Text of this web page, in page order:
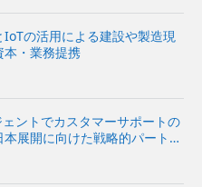
の活用による建設や製造現
本・業務提携
ントでカスタマーサポートの
展開に向けた戦略的パートナ
型AIプラットフォームをソフ
店として販売開始〜...